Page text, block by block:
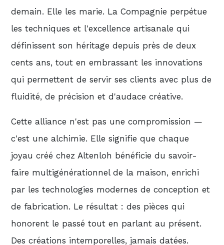
demain. Elle les marie. La Compagnie perpétue
les techniques et l'excellence artisanale qui
définissent son héritage depuis près de deux
cents ans, tout en embrassant les innovations
qui permettent de servir ses clients avec plus de
fluidité, de précision et d'audace créative.
Cette alliance n'est pas une compromission —
c'est une alchimie. Elle signifie que chaque
joyau créé chez Altenloh bénéficie du savoir-
faire multigénérationnel de la maison, enrichi
par les technologies modernes de conception et
de fabrication. Le résultat : des pièces qui
honorent le passé tout en parlant au présent.
Des créations intemporelles, jamais datées.